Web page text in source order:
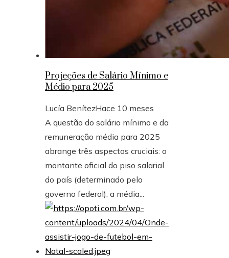
Projeções de Salário Mínimo e
Médio para 2025
Lucía BenítezHace 10 meses
A questão do salário mínimo e da
remuneração média para 2025
abrange três aspectos cruciais: o
montante oficial do piso salarial
do país (determinado pelo
governo federal), a média...